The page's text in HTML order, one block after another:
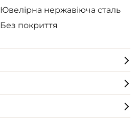
Ювелірна нержавіюча сталь
Без покриття